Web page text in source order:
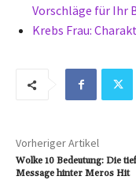
Vorschläge für Ihr
Krebs Frau:
Vorheriger Artikel
Wolke 10 Bedeutung: Die
Message hinter Meros Hit